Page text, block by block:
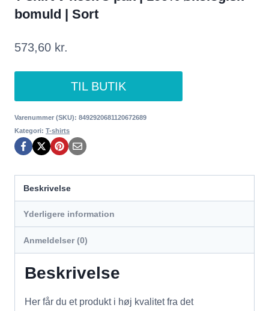
bomuld | Sort
573,60 kr.
TIL BUTIK
Varenummer (SKU): 8492920681120672689
Kategori: T-shirts
Beskrivelse
Yderligere information
Anmeldelser (0)
Beskrivelse
Her får du et produkt i høj kvalitet fra det